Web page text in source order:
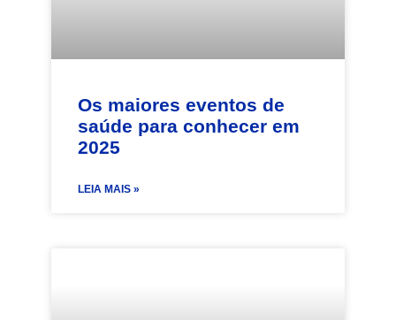
Os maiores eventos de
saúde para conhecer em
2025
LEIA MAIS »